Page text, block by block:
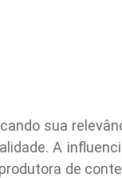
sua
A
de